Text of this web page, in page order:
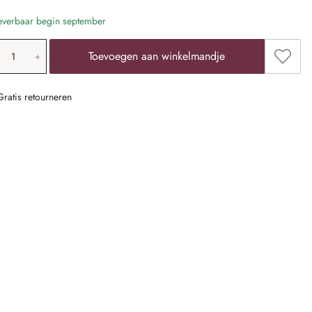
begin september
voer de gewenste
Toevoegen aan winkelmandje
retourneren